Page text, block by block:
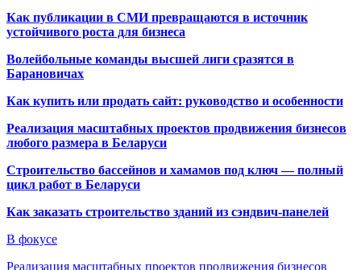
Как публикации в СМИ превращаются в источник
устойчивого роста для бизнеса
Волейбольные команды высшей лиги сразятся в
Барановичах
Как купить или продать сайт: руководство и особенности
Реализация масштабных проектов продвижения бизнесов
любого размера в Беларуси
Строительство бассейнов и хамамов под ключ — полный
цикл работ в Беларуси
Как заказать строительство зданий из сэндвич-панелей
В фокусе
Реализация масштабных проектов продвижения бизнесов